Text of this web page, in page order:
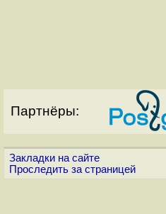
Партнёры:
Закладки на сайте
Проследить за страницей